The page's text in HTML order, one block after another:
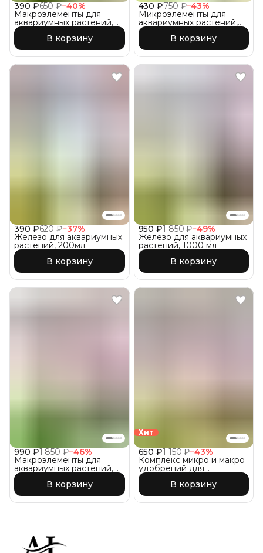
390 ₽650 ₽−40%
Макроэлементы для
аквариумных растений,
200 мл.
В корзину
430 ₽750 ₽−43%
Микроэлементы для
аквариумных растений,
200 мл.
В корзину
390 ₽620 ₽−37%
Железо для аквариумных
растений, 200мл
В корзину
950 ₽1 850 ₽−49%
Железо для аквариумных
растений, 1000 мл
В корзину
990 ₽1 850 ₽−46%
Макроэлементы для
аквариумных растений,
1000 мл.
В корзину
Хит
650 ₽1 150 ₽−43%
Комплекс микро и макро
удобрений для
аквариумных растений
В корзину